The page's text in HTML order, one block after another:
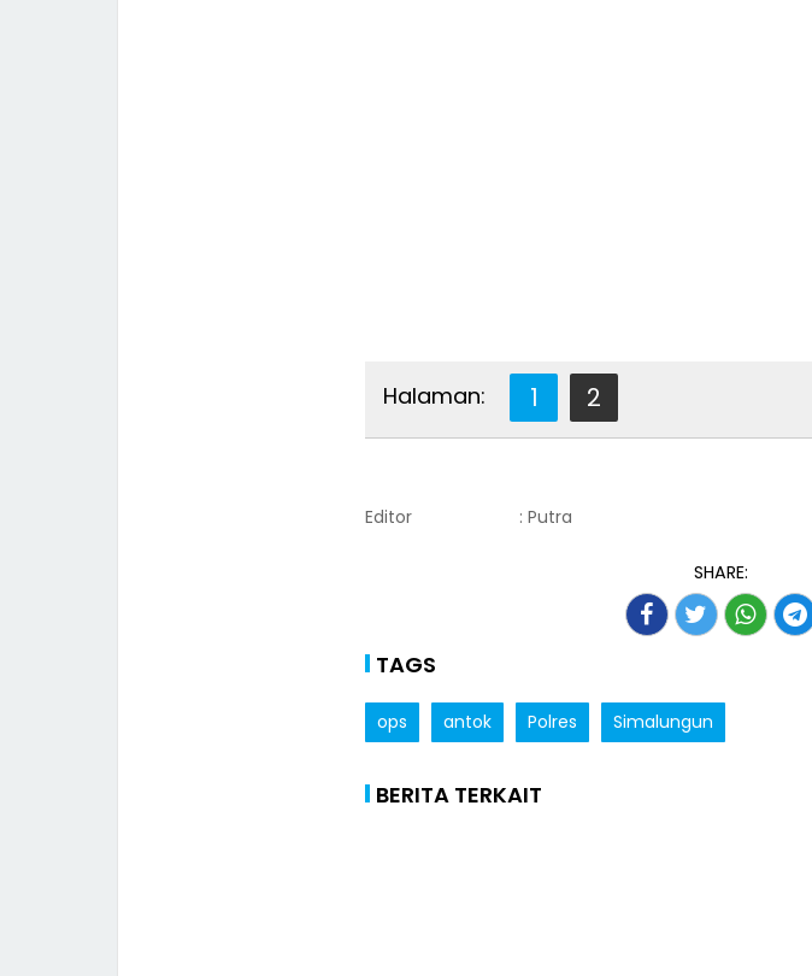
Halaman: 1 2
Editor : Putra
SHARE:
TAGS
ops antok Polres Simalungun
BERITA TERKAIT